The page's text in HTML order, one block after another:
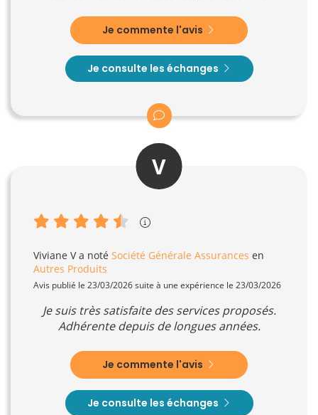
Je commente l'avis
Je consulte les échanges
V
Viviane Va noté Société Générale Assurances en
Autres Produits
Avis publié le 23/03/2026 suite à une expérience le 23/03/2026
Je suis très satisfaite des services proposés.
Adhérente depuis de longues années.
Je commente l'avis
Je consulte les échanges